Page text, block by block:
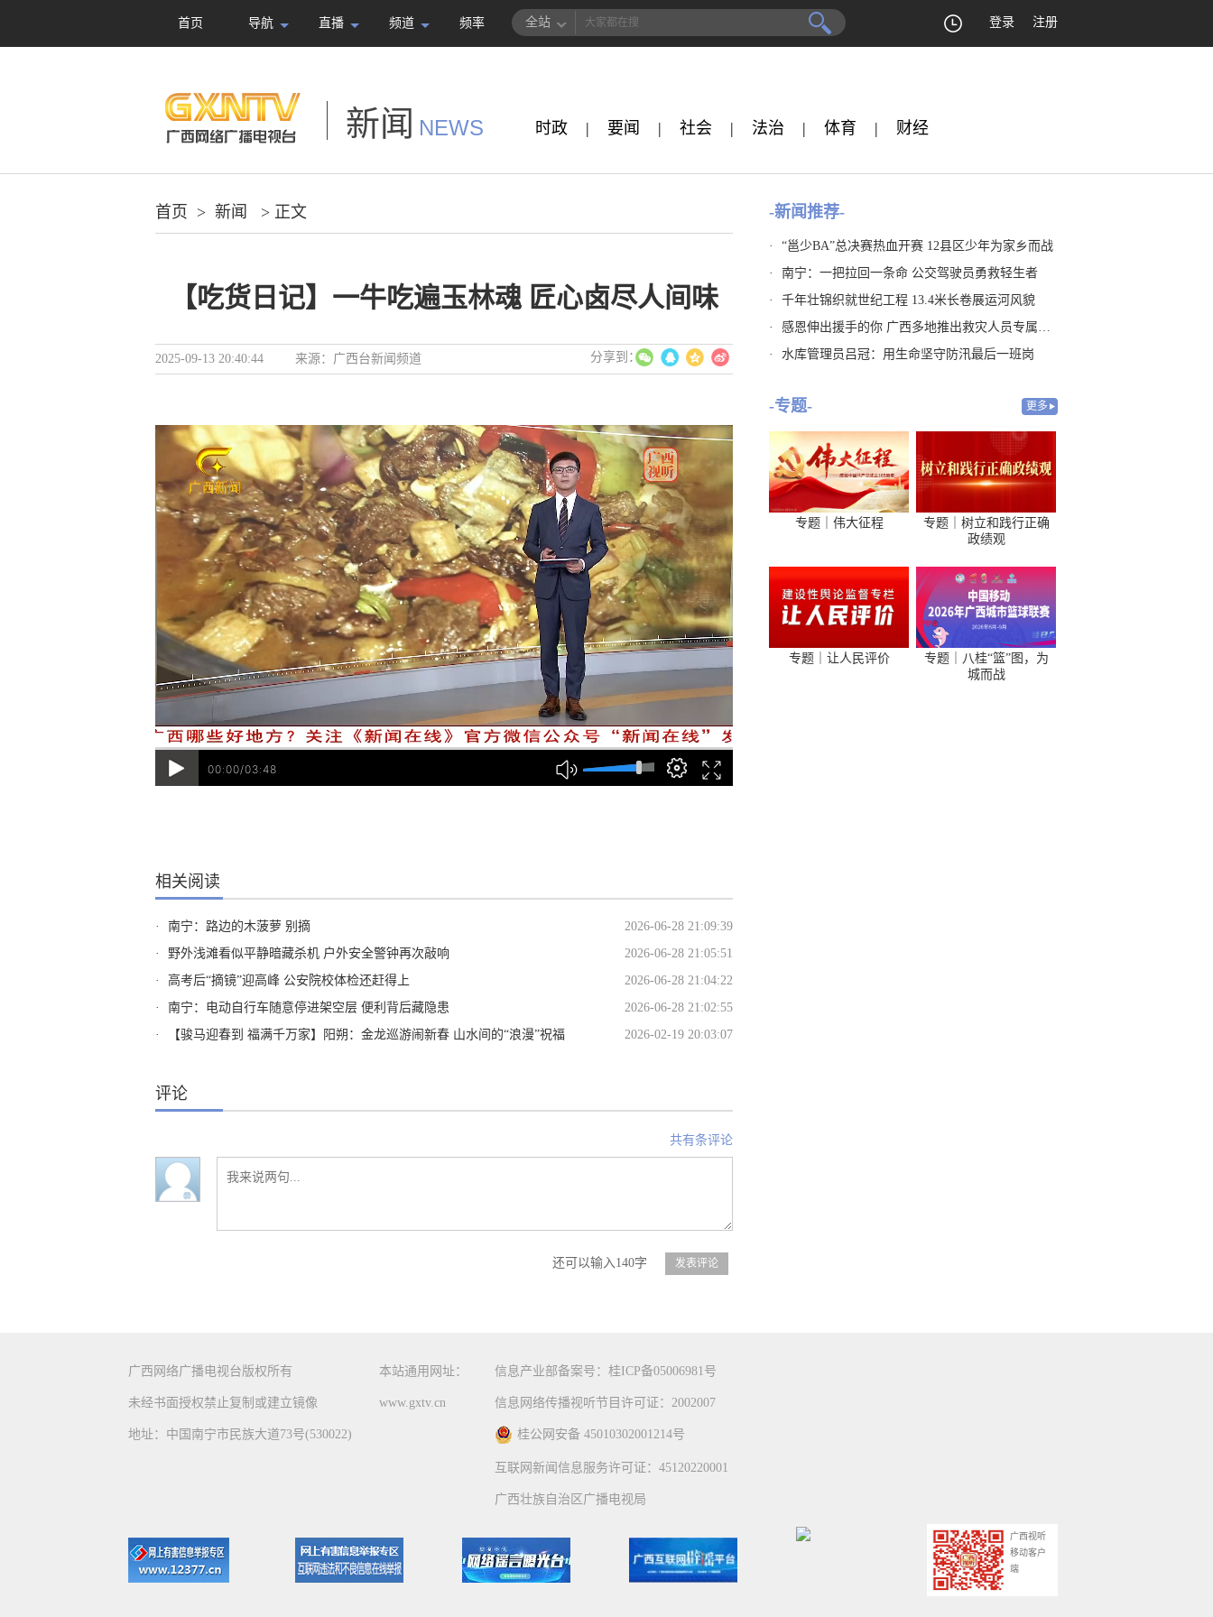
首页 导航 直播 频道 频率 全站 登录 注册
新闻 NEWS 时政 | 要闻 | 社会 | 法治 | 体育 | 财经
首页 > 新闻 > 正文
【吃货日记】一牛吃遍玉林魂 匠心卤尽人间味
2025-09-13 20:40:44 来源： 广西台新闻频道
00:00/03:48
相关阅读
· 南宁：路边的木菠萝 别摘
2026-06-28 21:09:39
·
野外浅滩看似平静暗藏杀机 户外安全警钟再次敲响
2026-06-28 21:05:51
·
高考后“摘镜”迎高峰 公安院校体检还赶得上
2026-06-28 21:04:22
·
南宁：电动自行车随意停进架空层 便利背后藏隐患
2026-06-28 21:02:55
·
【骏马迎春到 福满千万家】阳朔：金龙巡游闹新春 山水间的“浪漫”祝福 2026-02-19 20:03:07
评论
共有条评论
还可以输入140字
-新闻推荐-
·
“邕少BA”总决赛热血开赛 12县区少年为家乡而战
·
南宁：一把拉回一条命 公交驾驶员勇救轻生者
·
千年壮锦织就世纪工程 13.4米长卷展运河风貌
·
感恩伸出援手的你 广西多地推出救灾人员专属福利
·
水库管理员吕冠：用生命坚守防汛最后一班岗
-专题- 更多
专题｜伟大征程
专题｜树立和践行正确
政绩观
专题｜让人民评价
专题｜八桂“篮”图，为
城而战
广西网络广播电视台版权所有
未经书面授权禁止复制或建立镜像
地址：中国南宁市民族大道73号(530022)
本站通用网址：
www.gxtv.cn
信息产业部备案号：桂ICP备05006981号
信息网络传播视听节目许可证：2002007
桂公网安备 45010302001214号
互联网新闻信息服务许可证：45120220001
广西壮族自治区广播电视局
广西视听
移动客户
端